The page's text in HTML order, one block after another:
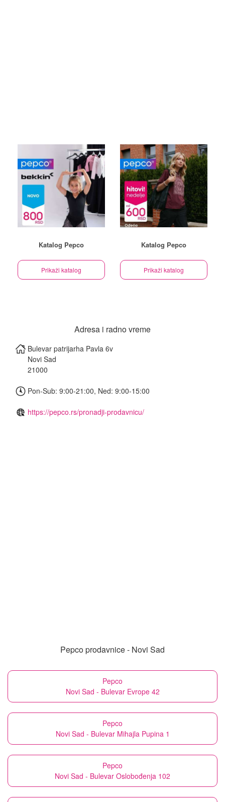
Katalog Pepco
Prikaži katalog
Katalog Pepco
Prikaži katalog
Adresa i radno vreme
Bulevar patrijarha Pavla 6v
Novi Sad
21000
Pon-Sub: 9:00-21:00, Ned: 9:00-15:00
https://pepco.rs/pronadji-prodavnicu/
Pepco prodavnice - Novi Sad
Pepco
Novi Sad - Bulevar Evrope 42
Pepco
Novi Sad - Bulevar Mihajla Pupina 1
Pepco
Novi Sad - Bulevar Oslobođenja 102